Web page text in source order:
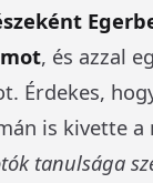
, és azzal
Érdekes,
is kivette a
tanulsága